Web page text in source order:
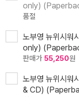
only)
품절
노부영 뉴위시
only)
판매가 55,250원
노부영 뉴위시
& CD)